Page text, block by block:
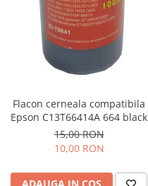
Flacon cerneala compatibila
Epson C13T66414A 664 black
15,00 RON
10,00 RON